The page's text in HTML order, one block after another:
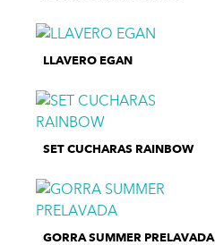
LLAVERO EGAN
SET CUCHARAS RAINBOW
GORRA SUMMER PRELAVADA